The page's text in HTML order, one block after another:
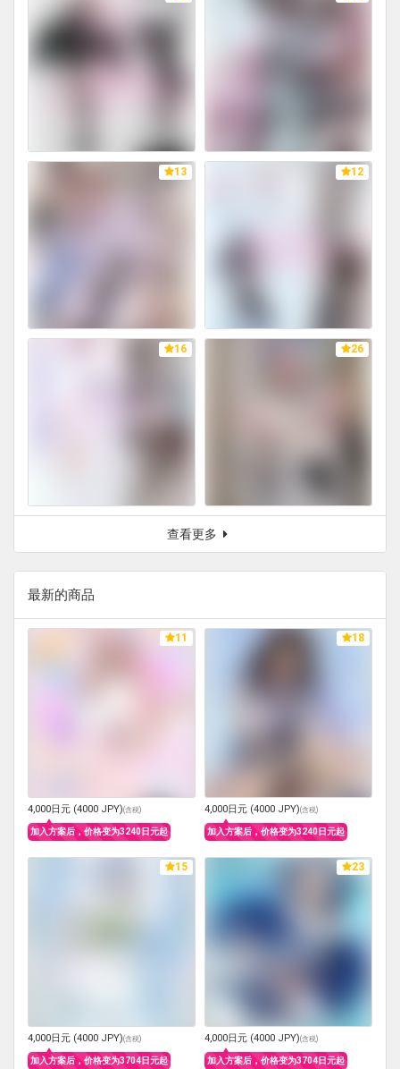
13 12
16 26
查看更多
最新的商品
11
4,000日元 (4000 JPY)(含税)
加入方案后，价格变为3240日元起
18
4,000日元 (4000 JPY)(含税)
加入方案后，价格变为3240日元起
15
4,000日元 (4000 JPY)(含税)
加入方案后，价格变为3704日元起
23
4,000日元 (4000 JPY)(含税)
加入方案后，价格变为3704日元起